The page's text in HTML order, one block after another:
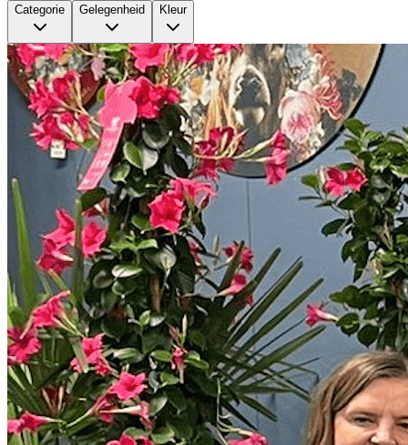
Categorie Gelegenheid Kleur